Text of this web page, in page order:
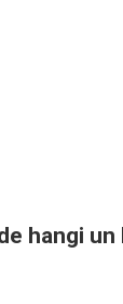
hangi un